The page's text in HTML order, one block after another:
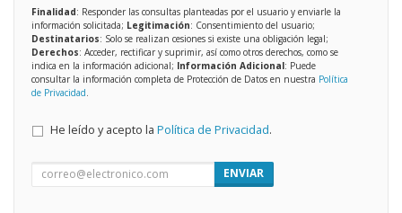
Finalidad: Responder las consultas planteadas por el usuario y enviarle la
información solicitada; Legitimación: Consentimiento del usuario;
Destinatarios: Solo se realizan cesiones si existe una obligación legal;
Derechos: Acceder, rectificar y suprimir, así como otros derechos, como se
indica en la información adicional; Información Adicional: Puede
consultar la información completa de Protección de Datos en nuestra Política
de Privacidad
He leído y acepto la Política de Privacidad.
ENVIAR